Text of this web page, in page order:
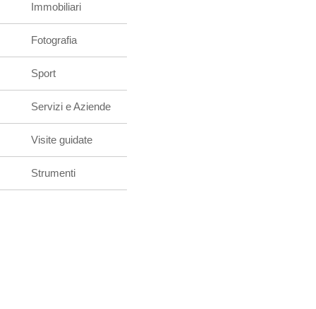
Immobiliari
Fotografia
Sport
Servizi e Aziende
Visite guidate
Strumenti